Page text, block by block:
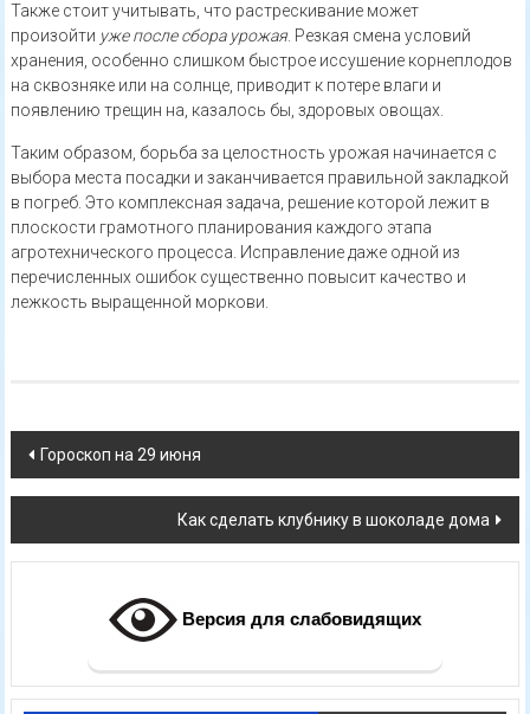
Также стоит учитывать, что растрескивание может
произойти уже после сбора урожая. Резкая смена условий
хранения, особенно слишком быстрое иссушение корнеплодов
на сквозняке или на солнце, приводит к потере влаги и
появлению трещин на, казалось бы, здоровых овощах.
Таким образом, борьба за целостность урожая начинается с
выбора места посадки и заканчивается правильной закладкой
в погреб. Это комплексная задача, решение которой лежит в
плоскости грамотного планирования каждого этапа
агротехнического процесса. Исправление даже одной из
перечисленных ошибок существенно повысит качество и
лежкость выращенной моркови.
Навигация
по
записям
Гороскоп на 29 июня
Как сделать клубнику в шоколаде дома
Версия для слабовидящих